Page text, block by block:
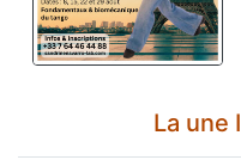
La une